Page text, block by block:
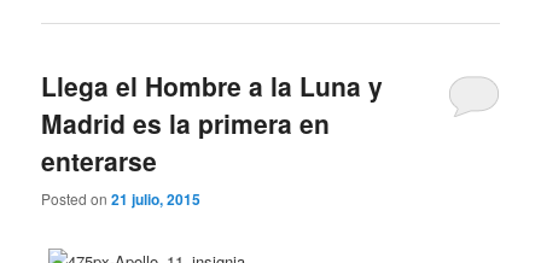
Llega el Hombre a la Luna y
Madrid es la primera en
enterarse
Posted on21 julio, 2015